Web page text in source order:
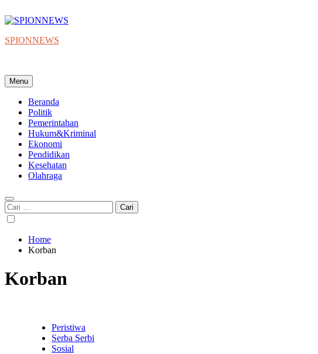
to
SPIONNEWS
Menu
Beranda
Politik
Pemerintahan
Hukum&Kriminal
Ekonomi
Pendidikan
Kesehatan
Olahraga
Cari
untuk:
Home
Korban
Korban
Peristiwa
Serba Serbi
Sosial